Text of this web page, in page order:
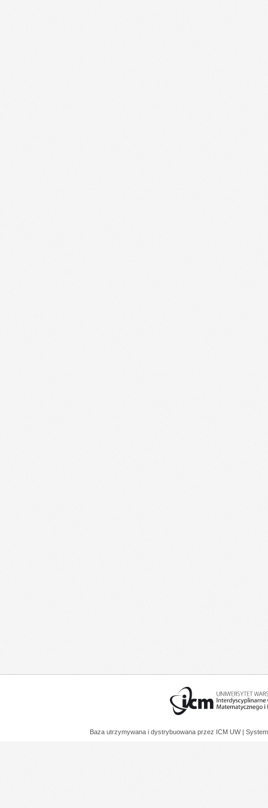
Baza utrzymywana i dystrybuowana przez ICM UW |